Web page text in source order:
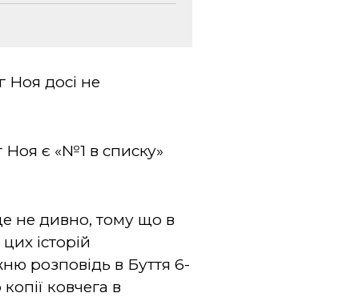
Ноя досі не
Ноя є «№1 в списку»
не дивно, тому що в
історій
розповідь в Буття 6-
ковчега в